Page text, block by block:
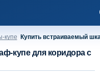
купе Купить встраиваемый
купе для коридора с